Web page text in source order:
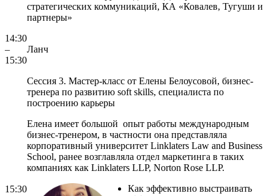
стратегических коммуникаций, КА «Ковалев, Тугуши и
партнеры»
14:30
–
15:30
Ланч
15:30
Сессия 3. Мастер-класс от Елены Белоусовой, бизнес-
тренера по развитию soft skills, специалиста по
построению карьеры
Елена имеет большой опыт работы международным
бизнес-тренером, в частности она представляла
корпоративный университет Linklaters Law and Business
School, ранее возглавляла отдел маркетинга в таких
компаниях как Linklaters LLP, Norton Rose LLP.
Как эффективно выстраивать